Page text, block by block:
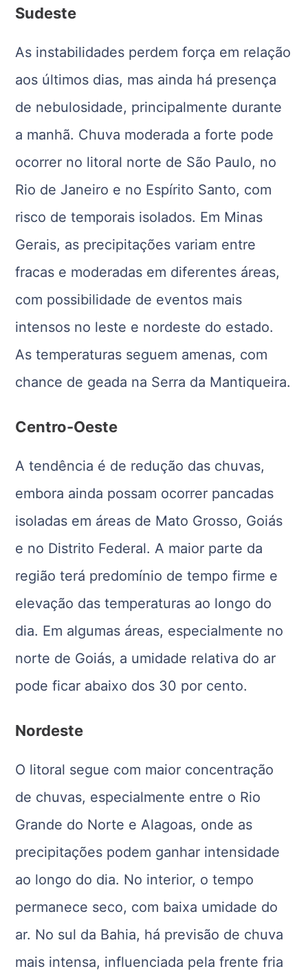
Sudeste
As instabilidades perdem força em relação
aos últimos dias, mas ainda há presença
de nebulosidade, principalmente durante
a manhã. Chuva moderada a forte pode
ocorrer no litoral norte de São Paulo, no
Rio de Janeiro e no Espírito Santo, com
risco de temporais isolados. Em Minas
Gerais, as precipitações variam entre
fracas e moderadas em diferentes áreas,
com possibilidade de eventos mais
intensos no leste e nordeste do estado.
As temperaturas seguem amenas, com
chance de geada na Serra da Mantiqueira.
Centro-Oeste
A tendência é de redução das chuvas,
embora ainda possam ocorrer pancadas
isoladas em áreas de Mato Grosso, Goiás
e no Distrito Federal. A maior parte da
região terá predomínio de tempo firme e
elevação das temperaturas ao longo do
dia. Em algumas áreas, especialmente no
norte de Goiás, a umidade relativa do ar
pode ficar abaixo dos 30 por cento.
Nordeste
O litoral segue com maior concentração
de chuvas, especialmente entre o Rio
Grande do Norte e Alagoas, onde as
precipitações podem ganhar intensidade
ao longo do dia. No interior, o tempo
permanece seco, com baixa umidade do
ar. No sul da Bahia, há previsão de chuva
mais intensa, influenciada pela frente fria